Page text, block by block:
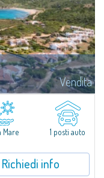
Vendita
naturale di Porto
zona giorno con
separato dal corpo
Mare 1 posti auto
Richiedi info